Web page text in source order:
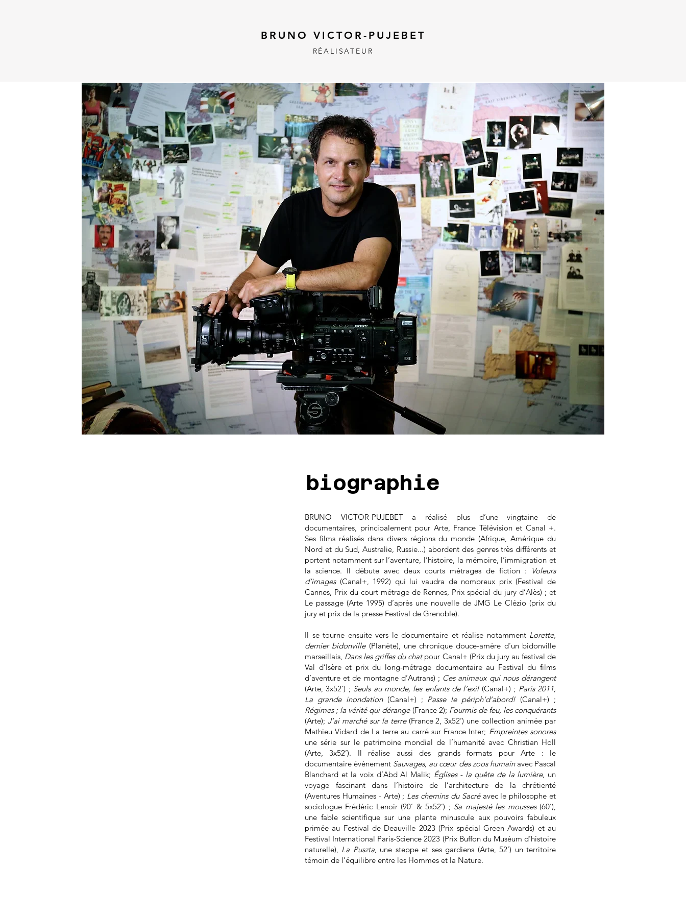
BRUNO VICTOR-PUJEBET
RÉALISATEUR
biographie
BRUNO VICTOR-PUJEBET a réalisé plus d’une vingtaine de
documentaires, principalement pour Arte, France Télévision et Canal +.
Ses films réalisés dans divers régions du monde (Afrique, Amérique du
Nord et du Sud, Australie, Russie...) abordent des genres très différents et
portent notamment sur l’aventure, l’histoire, la mémoire, l’immigration et
la science. Il débute avec deux courts métrages de fiction :
Voleurs
d’images(Canal+, 1992) qui lui vaudra de nombreux prix (Festival de
Cannes, Prix du court métrage de Rennes, Prix spécial du jury d’Alès) ; et
Le passage (Arte 1995) d’après une nouvelle de JMG Le Clézio (prix du
jury et prix de la presse Festival de Grenoble).
Il se tourne ensuite vers le documentaire et réalise notamment Lorette,
dernier bidonville(Planète), une chronique douce-amère d’un bidonville
marseillais, Dans les griffes du chatpour Canal+ (Prix du jury au festival de
Val d’Isère et prix du long-métrage documentaire au Festival du films
d’aventure et de montagne d’Autrans) ; Ces animaux qui nous dérangent
(Arte, 3x52’) ; Seuls au monde, les enfants de l’exil(Canal+) ; Paris 2011,
La grande inondation(Canal+) ; Passe le périph’d’abord!(Canal+) ;
Régimes ; la vérité qui dérange(France 2); Fourmis de feu, les conquérants
(Arte); J’ai marché sur la terre(France 2, 3x52’) une collection animée par
Mathieu Vidard de La terre au carré sur France Inter; Empreintes sonores
une série sur le patrimoine mondial de l’humanité avec Christian Holl
(Arte, 3x52’). Il réalise aussi des grands formats pour Arte : le
documentaire événement Sauvages, au cœur des zoos humainavec Pascal
Blanchard et la voix d’Abd Al Malik; Églises - la quête de la lumière, un
voyage fascinant dans l’histoire de l’architecture de la chrétienté
(Aventures Humaines - Arte) ; Les chemins du Sacréavec le philosophe et
sociologue Frédéric Lenoir (90’ & 5x52’) ; Sa majesté les mousses(60’),
une fable scientifique sur une plante minuscule aux pouvoirs fabuleux
primée au Festival de Deauville 2023 (Prix spécial Green Awards) et au
Festival International Paris-Science 2023 (Prix Buffon du Muséum d’histoire
naturelle), La Puszta, une steppe et ses gardiens (Arte, 52’) un territoire
témoin de l’équilibre entre les Hommes et la Nature.